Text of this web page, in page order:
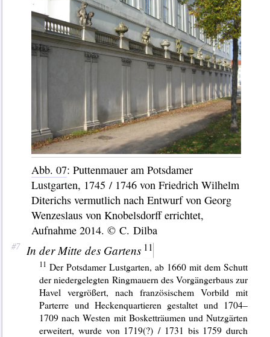
Abb. 07: Puttenmauer am Potsdamer
Lustgarten, 1745 / 1746 von Friedrich Wilhelm
Diterichs vermutlich nach Entwurf von Georg
Wenzeslaus von Knobelsdorff errichtet,
Aufnahme 2014. © C. Dilba
In der Mitte des Gartens
Der Potsdamer Lustgarten, ab 1660 mit dem Schutt
der niedergelegten Ringmauern des Vorgängerbaus zur
Havel vergrößert, nach französischem Vorbild mit
Parterre und Heckenquartieren gestaltet und 1704–
1709 nach Westen mit Bosketträumen und Nutzgärten
erweitert, wurde von 1719(?) / 1731 bis 1759 durch